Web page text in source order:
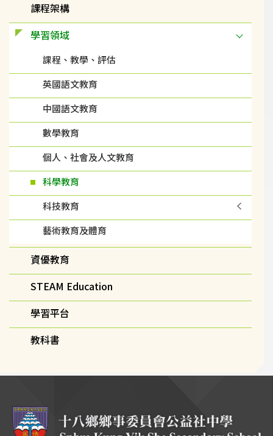
課程架構
學習領域
課程、教學、評估
英國語文教育
中國語文教育
數學教育
個人、社會及人文教育
科學教育
科技教育
藝術教育及體育
資優教育
STEAM Education
學習平台
教科書